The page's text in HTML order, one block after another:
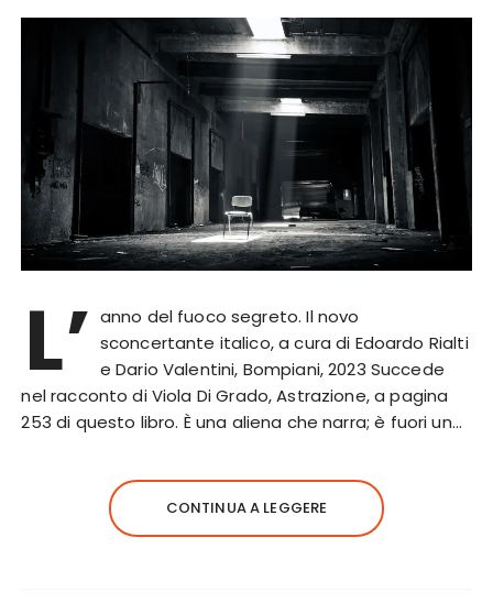
L’ anno del fuoco segreto. Il novo
sconcertante italico, a cura di Edoardo Rialti
e Dario Valentini, Bompiani, 2023 Succede
nel racconto di Viola Di Grado, Astrazione, a pagina
253 di questo libro. È una aliena che narra; è fuori un…
CONTINUA A LEGGERE